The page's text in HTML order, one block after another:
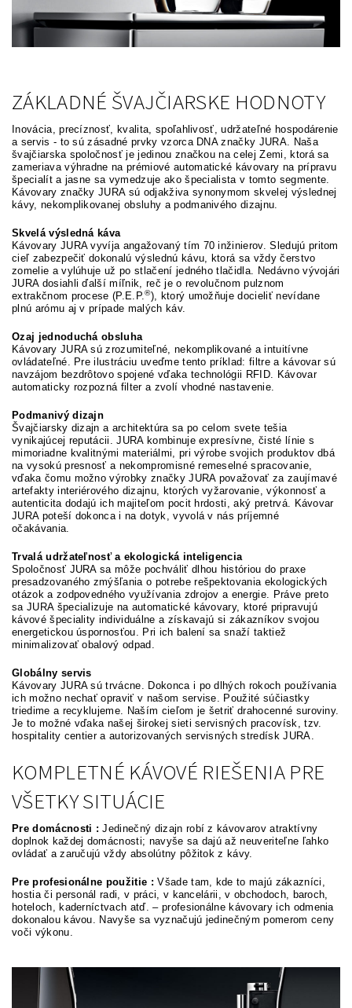
ZÁKLADNÉ ŠVAJČIARSKE HODNOTY
Inovácia, precíznosť, kvalita, spoľahlivosť, udržateľné hospodárenie
a servis - to sú zásadné prvky vzorca DNA značky JURA. Naša
švajčiarska spoločnosť je jedinou značkou na celej Zemi, ktorá sa
zameriava výhradne na prémiové automatické kávovary na prípravu
špecialít a jasne sa vymedzuje ako špecialista v tomto segmente.
Kávovary značky JURA sú odjakživa synonymom skvelej výslednej
kávy, nekomplikovanej obsluhy a podmanivého dizajnu.
Skvelá výsledná káva
Kávovary JURA vyvíja angažovaný tím 70 inžinierov. Sledujú pritom
cieľ zabezpečiť dokonalú výslednú kávu, ktorá sa vždy čerstvo
zomelie a vylúhuje už po stlačení jedného tlačidla. Nedávno vývojári
JURA dosiahli ďalší míľnik, reč je o revolučnom pulznom
extrakčnom procese (P.E.P.®), ktorý umožňuje docieliť nevídane
plnú arómu aj v prípade malých káv.
Ozaj jednoduchá obsluha
Kávovary JURA sú zrozumiteľné, nekomplikované a intuitívne
ovládateľné. Pre ilustráciu uveďme tento príklad: filtre a kávovar sú
navzájom bezdrôtovo spojené vďaka technológii RFID. Kávovar
automaticky rozpozná filter a zvolí vhodné nastavenie.
Podmanivý dizajn
Švajčiarsky dizajn a architektúra sa po celom svete tešia
vynikajúcej reputácii. JURA kombinuje expresívne, čisté línie s
mimoriadne kvalitnými materiálmi, pri výrobe svojich produktov dbá
na vysokú presnosť a nekompromisné remeselné spracovanie,
vďaka čomu možno výrobky značky JURA považovať za zaujímavé
artefakty interiérového dizajnu, ktorých vyžarovanie, výkonnosť a
autenticita dodajú ich majiteľom pocit hrdosti, aký pretrvá. Kávovar
JURA poteší dokonca i na dotyk, vyvolá v nás príjemné
očakávania.
Trvalá udržateľnosť a ekologická inteligencia
Spoločnosť JURA sa môže pochváliť dlhou históriou do praxe
presadzovaného zmýšľania o potrebe rešpektovania ekologických
otázok a zodpovedného využívania zdrojov a energie. Práve preto
sa JURA špecializuje na automatické kávovary, ktoré pripravujú
kávové špeciality individuálne a získavajú si zákazníkov svojou
energetickou úspornosťou. Pri ich balení sa snaží taktiež
minimalizovať obalový odpad.
Globálny servis
Kávovary JURA sú trvácne. Dokonca i po dlhých rokoch používania
ich možno nechať opraviť v našom servise. Použité súčiastky
triedime a recyklujeme. Naším cieľom je šetriť drahocenné suroviny.
Je to možné vďaka našej širokej sieti servisných pracovísk, tzv.
hospitality centier a autorizovaných servisných stredísk JURA.
KOMPLETNÉ KÁVOVÉ RIEŠENIA PRE
VŠETKY SITUÁCIE
Pre domácnosti : Jedinečný dizajn robí z kávovarov atraktívny
doplnok každej domácnosti; navyše sa dajú až neuveriteľne ľahko
ovládať a zaručujú vždy absolútny pôžitok z kávy.
Pre profesionálne použitie : Všade tam, kde to majú zákazníci,
hostia či personál radi, v práci, v kancelárii, v obchodoch, baroch,
hoteloch, kaderníctvach atď. – profesionálne kávovary ich odmenia
dokonalou kávou. Navyše sa vyznačujú jedinečným pomerom ceny
voči výkonu.